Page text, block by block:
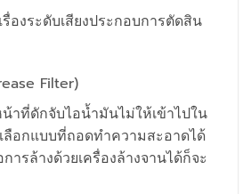
องระดับเสียงประกอบการตัดสิน
Filter)
าที่ดักจับไอน้ำมันไม่ให้เข้าไปใน
ลือกแบบที่ถอดทำความสะอาดได้
ารล้างด้วยเครื่องล้างจานได้ก็จะ